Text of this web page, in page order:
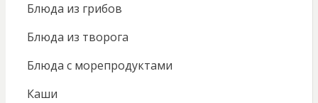
Блюда из грибов
Блюда из творога
Блюда с морепродуктами
Каши